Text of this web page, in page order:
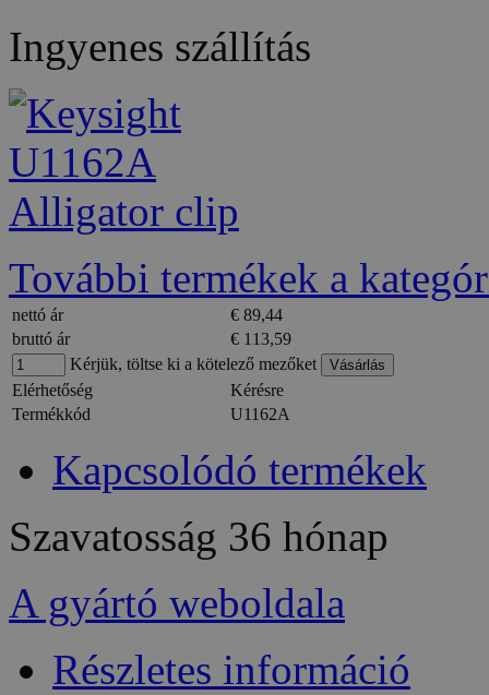
Ingyenes szállítás
További termékek a
nettó ár
€ 89,44
bruttó ár
€ 113,59
Kérjük, töltse ki a kötelező mezőket
Elérhetőség
Kérésre
Termékkód
U1162A
Kapcsolódó termékek
Szavatosság 36 hónap
A gyártó weboldala
Részletes információ